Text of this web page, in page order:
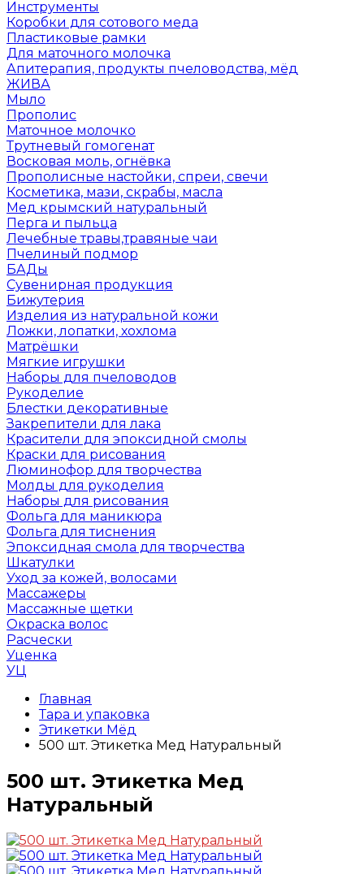
Инструменты
Коробки для сотового меда
Пластиковые рамки
Для маточного молочка
Апитерапия, продукты пчеловодства, мёд
ЖИВА
Мыло
Прополис
Маточное молочко
Трутневый гомогенат
Восковая моль, огнёвка
Прополисные настойки, спреи, свечи
Косметика, мази, скрабы, масла
Мед крымский натуральный
Перга и пыльца
Лечебные травы,травяные чаи
Пчелиный подмор
БАДы
Сувенирная продукция
Бижутерия
Изделия из натуральной кожи
Ложки, лопатки, хохлома
Матрёшки
Мягкие игрушки
Наборы для пчеловодов
Рукоделие
Блестки декоративные
Закрепители для лака
Красители для эпоксидной смолы
Краски для рисования
Люминофор для творчества
Молды для рукоделия
Наборы для рисования
Фольга для маникюра
Фольга для тиснения
Эпоксидная смола для творчества
Шкатулки
Уход за кожей, волосами
Массажеры
Массажные щетки
Окраска волос
Расчески
Уценка
УЦ
Главная
Тара и упаковка
Этикетки Мёд
500 шт. Этикетка Мед Натуральный
500 шт. Этикетка Мед
Натуральный